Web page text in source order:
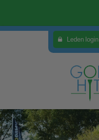
Leden login